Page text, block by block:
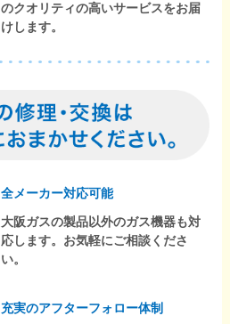
のクオリティの高いサービスをお届
けします。
全メーカー対応可能
大阪ガスの製品以外のガス機器も対
応します。お気軽にご相談くださ
い。
充実のアフターフォロー体制